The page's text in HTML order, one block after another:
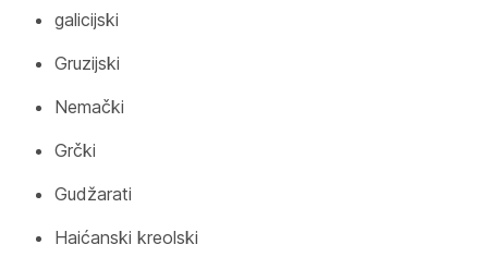
galicijski
Gruzijski
Nemački
Grčki
Gudžarati
Haićanski kreolski